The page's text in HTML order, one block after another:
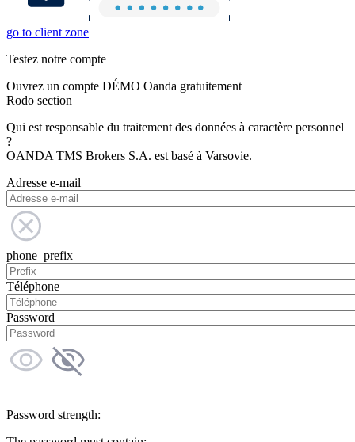
go to client zone
Testez notre compte
Ouvrez un compte DÉMO Oanda gratuitement
Rodo section
Qui est responsable du traitement des données à caractère personnel
?
OANDA TMS Brokers S.A. est basé à Varsovie.
Adresse e-mail
phone_prefix
Téléphone
Password
Password strength: